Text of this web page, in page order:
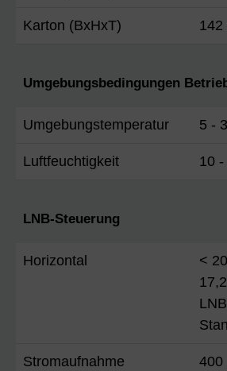
Karton (BxHxT)
Umgebungsbedingungen
Umgebungstemperatur 5 -
Luftfeuchtigkeit 10
LNB-Steuerung
Horizontal
<
Stromaufnahme 400